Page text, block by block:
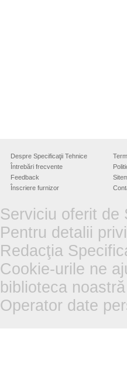
Despre Specificaţii Tehnice
Întrebări frecvente
Feedback
Înscriere furnizor
Serviciu oferit de
Pentru detalii
Redacţia
Cookie-urile ne
biblioteca
Operator date